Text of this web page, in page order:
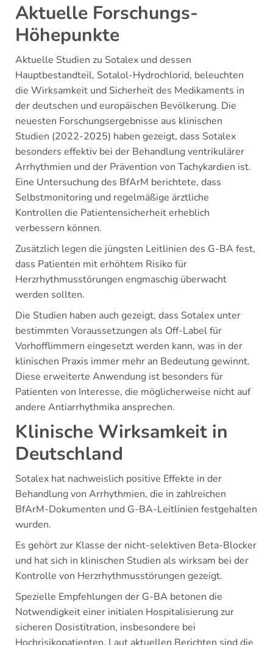
Aktuelle Forschungs-
Höhepunkte
Aktuelle Studien zu Sotalex und dessen
Hauptbestandteil, Sotalol-Hydrochlorid, beleuchten
die Wirksamkeit und Sicherheit des Medikaments in
der deutschen und europäischen Bevölkerung. Die
neuesten Forschungsergebnisse aus klinischen
Studien (2022-2025) haben gezeigt, dass Sotalex
besonders effektiv bei der Behandlung ventrikulärer
Arrhythmien und der Prävention von Tachykardien ist.
Eine Untersuchung des BfArM berichtete, dass
Selbstmonitoring und regelmäßige ärztliche
Kontrollen die Patientensicherheit erheblich
verbessern können.
Zusätzlich legen die jüngsten Leitlinien des G-BA fest,
dass Patienten mit erhöhtem Risiko für
Herzrhythmusstörungen engmaschig überwacht
werden sollten.
Die Studien haben auch gezeigt, dass Sotalex unter
bestimmten Voraussetzungen als Off-Label für
Vorhofflimmern eingesetzt werden kann, was in der
klinischen Praxis immer mehr an Bedeutung gewinnt.
Diese erweiterte Anwendung ist besonders für
Patienten von Interesse, die möglicherweise nicht auf
andere Antiarrhythmika ansprechen.
Klinische Wirksamkeit in
Deutschland
Sotalex hat nachweislich positive Effekte in der
Behandlung von Arrhythmien, die in zahlreichen
BfArM-Dokumenten und G-BA-Leitlinien festgehalten
wurden.
Es gehört zur Klasse der nicht-selektiven Beta-Blocker
und hat sich in klinischen Studien als wirksam bei der
Kontrolle von Herzrhythmusstörungen gezeigt.
Spezielle Empfehlungen der G-BA betonen die
Notwendigkeit einer initialen Hospitalisierung zur
sicheren Dosistitration, insbesondere bei